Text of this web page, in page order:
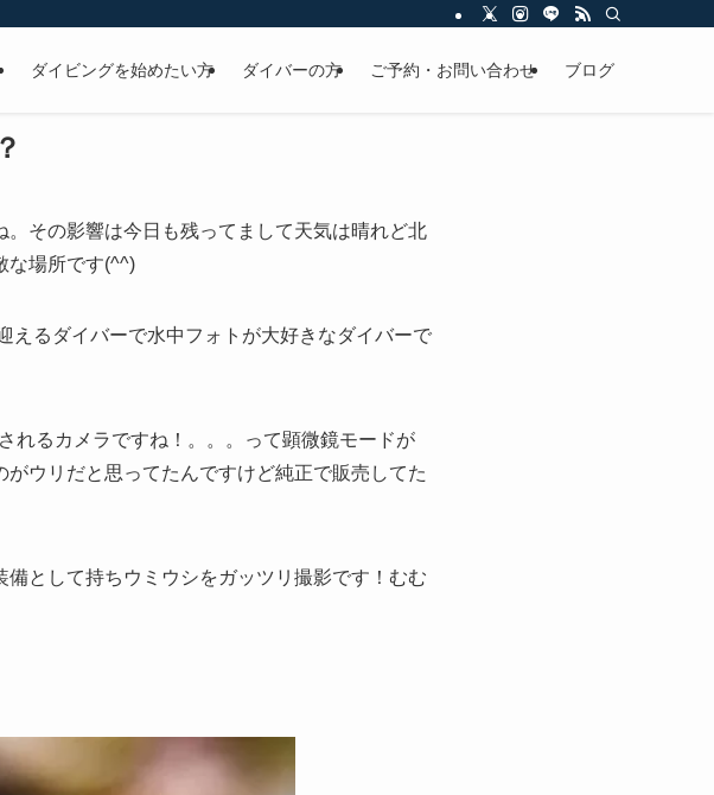
ダイビングを始めたい方 ダイバーの方 ご予約・お問い合わせ ブログ
その影響は今日も残ってまして天気は晴れど北
な場所です(^^)
るダイバーで水中フォトが大好きなダイバーで
れるカメラですね！。。。って顕微鏡モードが
ウリだと思ってたんですけど純正で販売してた
として持ちウミウシをガッツリ撮影です！むむ